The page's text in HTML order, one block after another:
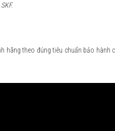
hãng theo đúng tiêu chuẩn bảo hành